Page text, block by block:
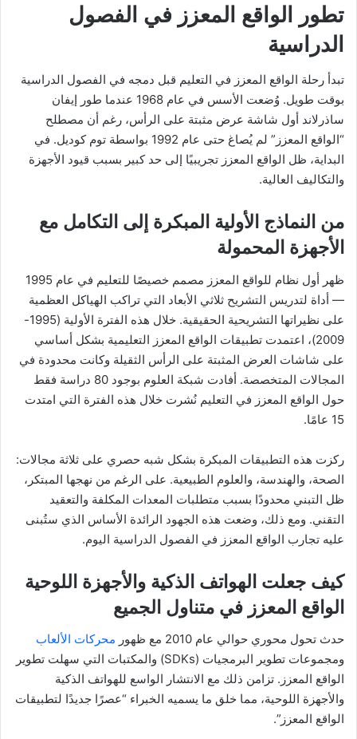
تطور الواقع المعزز في الفصول
الدراسية
تبدأ رحلة الواقع المعزز في التعليم قبل دمجه في الفصول الدراسية
بوقت طويل. وُضعت الأسس في عام 1968 عندما طور إيفان
ساذرلاند أول شاشة عرض مثبتة على الرأس، رغم أن مصطلح
“الواقع المعزز” لم يُصاغ حتى عام 1992 بواسطة توم كوديل. في
البداية، ظل الواقع المعزز تجريبيًا إلى حد كبير بسبب قيود الأجهزة
والتكاليف العالية.
من النماذج الأولية المبكرة إلى التكامل مع
الأجهزة المحمولة
ظهر أول نظام للواقع المعزز مصمم خصيصًا للتعليم في عام 1995
— أداة لتدريس التشريح ثلاثي الأبعاد التي تراكب الهياكل العظمية
على نظيراتها التشريحية الحقيقية. خلال هذه الفترة الأولية (1995-
2009)، اعتمدت تطبيقات الواقع المعزز التعليمية بشكل أساسي
على شاشات العرض المثبتة على الرأس الثقيلة وكانت محدودة في
المجالات المتخصصة. أفادت شبكة العلوم بوجود 80 دراسة فقط
حول الواقع المعزز في التعليم نُشرت خلال هذه الفترة التي امتدت
15 عامًا.
ركزت هذه التطبيقات المبكرة بشكل شبه حصري على ثلاثة مجالات:
الصحة، والهندسة، والعلوم الطبيعية. على الرغم من نهجها المبتكر،
ظل التبني محدودًا بسبب متطلبات المعدات المكلفة والتعقيد
التقني. ومع ذلك، وضعت هذه الجهود الرائدة الأساس الذي ستُبنى
عليه تجارب الواقع المعزز في الفصول الدراسية اليوم.
كيف جعلت الهواتف الذكية والأجهزة اللوحية
الواقع المعزز في متناول الجميع
حدث تحول محوري حوالي عام 2010 مع ظهور
محركات الألعاب
ومجموعات تطوير البرمجيات (SDKs) والمكتبات التي سهلت تطوير
الواقع المعزز. تزامن ذلك مع الانتشار الواسع للهواتف الذكية
والأجهزة اللوحية، مما خلق ما يسميه الخبراء “عصرًا جديدًا لتطبيقات
الواقع المعزز”.